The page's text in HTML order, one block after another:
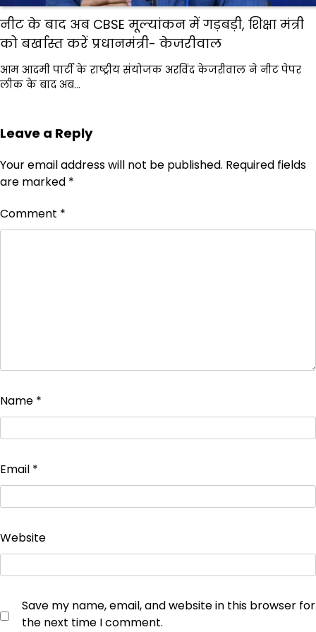
नीट के बाद अब CBSE मूल्यांकन में गड़बड़ी, शिक्षा मंत्री
को बर्खास्त करें प्रधानमंत्री- केजरीवाल
आम आदमी पार्टी के राष्ट्रीय संयोजक अरविंद केजरीवाल ने नीट पेपर
लीक के बाद अब…
Leave a Reply
Your email address will not be published. Required fields
are marked *
Comment *
Name *
Email *
Website
Save my name, email, and website in this browser for
the next time I comment.